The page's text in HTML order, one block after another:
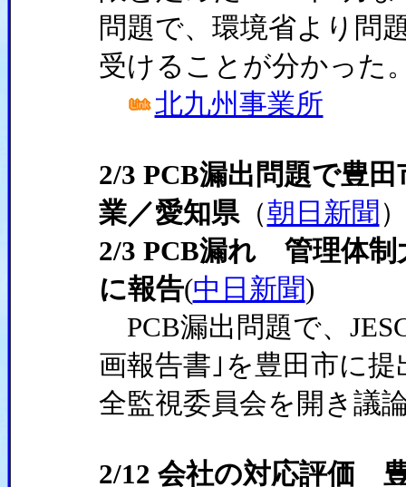
問題で、環境省より問
受けることが分かった
北九州事業所
2/3 PCB漏出問題で豊
業／愛知県（朝日新聞
2/3 PCB漏れ 管理体
に報告(中日新聞)
PCB漏出問題で、
画報告書｣を豊田市に
全監視委員会を開き議
2/12 会社の対応評価